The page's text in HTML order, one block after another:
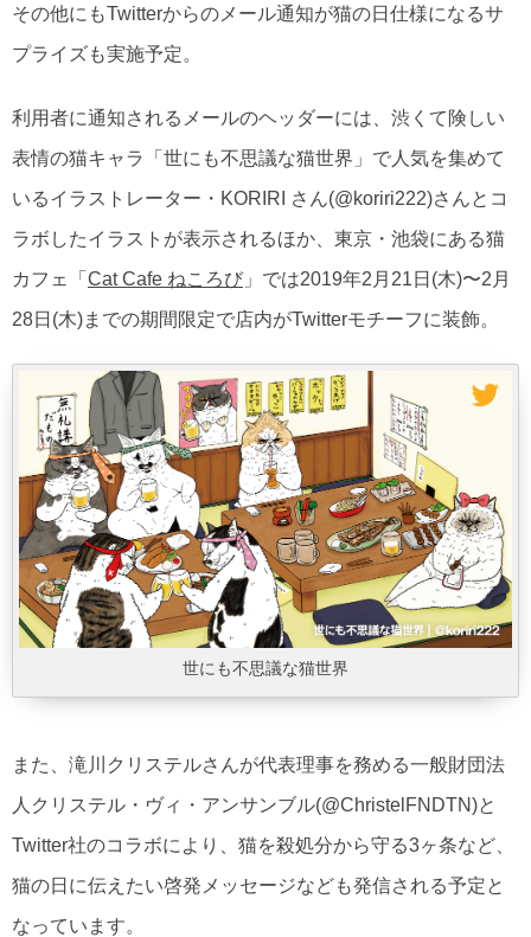
その他にもTwitterからのメール通知が猫の日仕様になるサ
プライズも実施予定。
利用者に通知されるメールのヘッダーには、渋くて険しい
表情の猫キャラ「世にも不思議な猫世界」で人気を集めて
いるイラストレーター・KORIRI さん(@koriri222)さんとコ
ラボしたイラストが表示されるほか、東京・池袋にある猫
カフェ「 Cat Cafe ねころび 」では2019年2月21日(木)〜2月
28日(木)までの期間限定で店内がTwitterモチーフに装飾。
世にも不思議な猫世界
また、滝川クリステルさんが代表理事を務める一般財団法
人クリステル・ヴィ・アンサンブル(@ChristelFNDTN)と
Twitter社のコラボにより、猫を殺処分から守る3ヶ条など、
猫の日に伝えたい啓発メッセージなども発信される予定と
なっています。